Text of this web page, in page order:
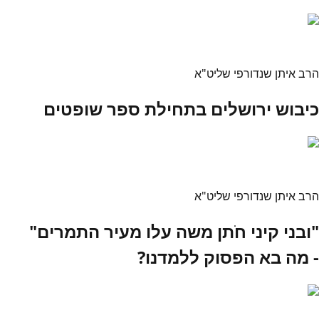
הרב איתן שנדורפי שליט"א
כיבוש ירושלים בתחילת ספר שופטים
הרב איתן שנדורפי שליט"א
"ובני קיני חֹתן משה עלו מעיר התמרים"
- מה בא הפסוק ללמדנו?